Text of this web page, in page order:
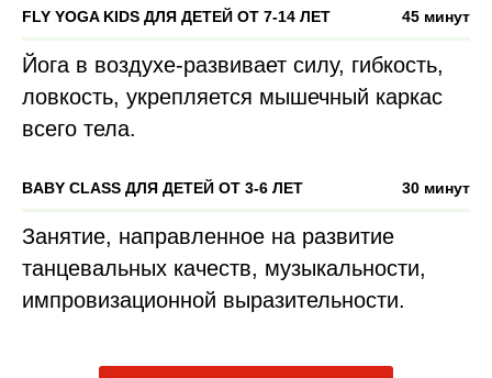
FLY YOGA KIDS ДЛЯ ДЕТЕЙ ОТ 7-14 ЛЕТ 45 минут
Йога в воздухе-развивает силу, гибкость,
ловкость, укрепляется мышечный каркас
всего тела.
BABY CLASS ДЛЯ ДЕТЕЙ ОТ 3-6 ЛЕТ 30 минут
Занятие, направленное на развитие
танцевальных качеств, музыкальности,
импровизационной выразительности.